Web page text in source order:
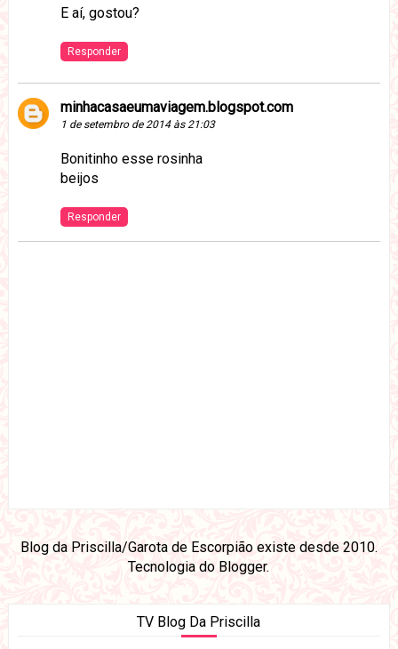
E aí, gostou?
Responder
minhacasaeumaviagem.blogspot.com
1 de setembro de 2014 às 21:03
Bonitinho esse rosinha
beijos
Responder
Blog da Priscilla/Garota de Escorpião existe desde 2010.
Tecnologia do Blogger.
TV Blog Da Priscilla